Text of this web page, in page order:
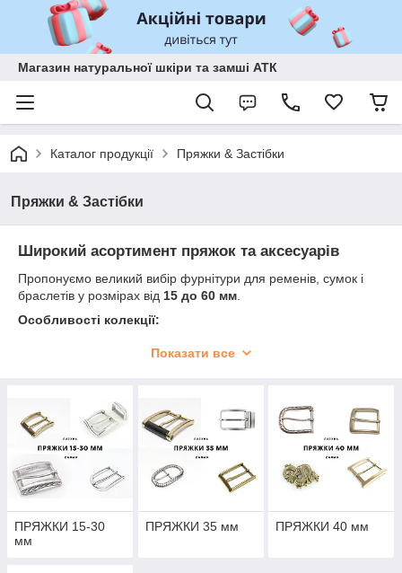
Магазин натуральної шкіри та замші АТК
Каталог продукції Пряжки & Застібки
Пряжки & Застібки
Широкий асортимент пряжок та аксесуарів
Пропонуємо великий вибір фурнітури для ременів, сумок і
браслетів у розмірах від 15 до 60 мм
Особливості колекції:
моделі для будь-яких виробів.
провідних виробників із Франції, Італії та Китаю.
Послуги:
Індивідуальні замовлення: можливість створення
аксесуарів під ваші потреби.
Система знижок
: вигідні пропозиції для оптових
покупців.
Ця фурнітура стане надійним вибором для виготовлення
Показати все
ПРЯЖКИ 15-30
мм
ПРЯЖКИ 35 мм ПРЯЖКИ 40 мм